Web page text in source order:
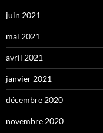
juin 2021
mai 2021
avril 2021
janvier 2021
décembre 2020
novembre 2020